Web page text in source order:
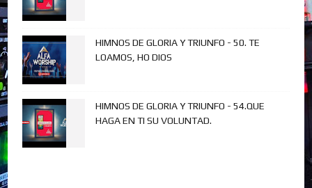
HIMNOS DE GLORIA Y TRIUNFO - 50. TE
LOAMOS, HO DIOS
HIMNOS DE GLORIA Y TRIUNFO - 54.QUE
HAGA EN TI SU VOLUNTAD.